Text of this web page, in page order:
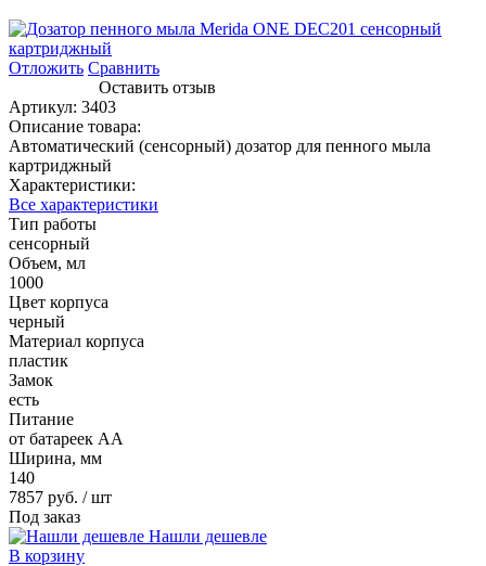
Отложить Сравнить
Оставить отзыв
Артикул: 3403
Описание товара:
Автоматический (сенсорный) дозатор для пенного мыла
картриджный
Характеристики:
Все характеристики
Тип работы
сенсорный
Объем, мл
1000
Цвет корпуса
черный
Материал корпуса
пластик
Замок
есть
Питание
от батареек AA
Ширина, мм
140
7857 руб. / шт
Под заказ
Нашли дешевле
В корзину